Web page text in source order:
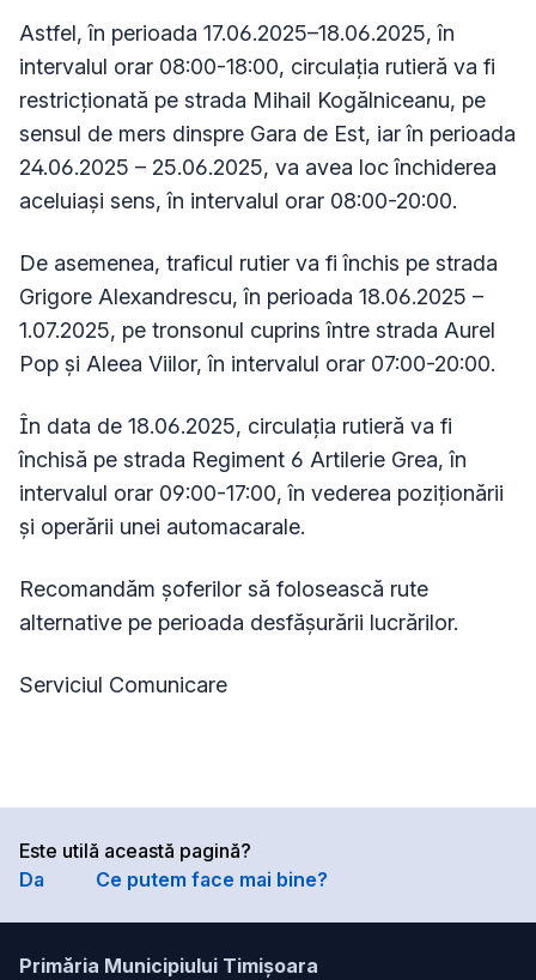
Astfel, în perioada 17.06.2025–18.06.2025, în
intervalul orar 08:00-18:00, circulația rutieră va fi
restricționată pe strada Mihail Kogălniceanu, pe
sensul de mers dinspre Gara de Est, iar în perioada
24.06.2025 – 25.06.2025, va avea loc închiderea
aceluiași sens, în intervalul orar 08:00-20:00.
De asemenea, traficul rutier va fi închis pe strada
Grigore Alexandrescu, în perioada 18.06.2025 –
1.07.2025, pe tronsonul cuprins între strada Aurel
Pop și Aleea Viilor, în intervalul orar 07:00-20:00.
În data de 18.06.2025, circulația rutieră va fi
închisă pe strada Regiment 6 Artilerie Grea, în
intervalul orar 09:00-17:00, în vederea poziționării
și operării unei automacarale.
Recomandăm șoferilor să folosească rute
alternative pe perioada desfășurării lucrărilor.
Serviciul Comunicare
Este utilă această pagină?
Da
Ce putem face mai bine?
Primăria Municipiului Timișoara